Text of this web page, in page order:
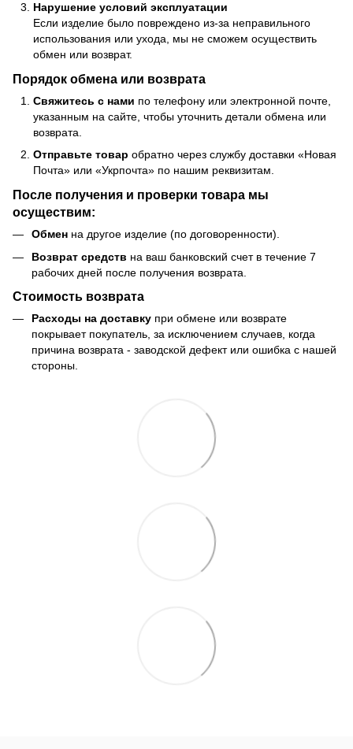
Нарушение условий эксплуатации
Если изделие было повреждено из-за неправильного
использования или ухода, мы не сможем осуществить
обмен или возврат.
Порядок обмена или возврата
Свяжитесь с нами по телефону или электронной почте,
указанным на сайте, чтобы уточнить детали обмена или
возврата.
Отправьте товар обратно через службу доставки «Новая
Почта» или «Укрпочта» по нашим реквизитам.
После получения и проверки товара мы
осуществим:
Обмен на другое изделие (по договоренности).
Возврат средств на ваш банковский счет в течение 7
рабочих дней после получения возврата.
Стоимость возврата
Расходы на доставку при обмене или возврате
покрывает покупатель, за исключением случаев, когда
причина возврата - заводской дефект или ошибка с нашей
стороны.